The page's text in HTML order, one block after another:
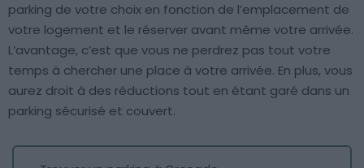
parking de votre choix en fonction de l’emplacement de
votre logement et le réserver avant même votre arrivée.
L’avantage, c’est que vous ne perdrez pas tout votre
temps à chercher une place à votre arrivée. En plus, vous
aurez droit à des réductions tout en étant garé dans un
parking sécurisé et couvert.